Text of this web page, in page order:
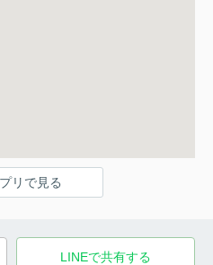
リで見る
LINEで共有する